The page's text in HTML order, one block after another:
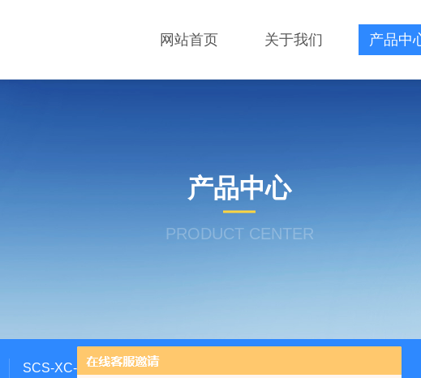
网站首页 关于我们 产品中
产品中心
PRODUCT CENTER
SCS-XC-E宁波柯力地磅 D2008-W